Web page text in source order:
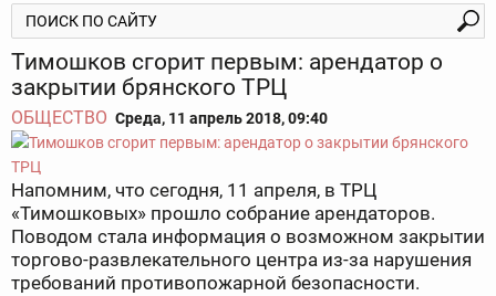
Тимошков сгорит первым: арендатор о
закрытии брянского ТРЦ
ОБЩЕСТВО Среда, 11 апрель 2018, 09:40
Напомним, что сегодня, 11 апреля, в ТРЦ
«Тимошковых» прошло собрание арендаторов.
Поводом стала информация о возможном закрытии
торгово-развлекательного центра из-за нарушения
требований противопожарной безопасности.